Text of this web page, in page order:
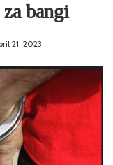
bangi
21, 2023